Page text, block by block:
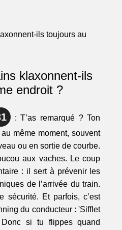
klaxonnent-ils
endroit ?
: T’as remarqué ? Ton
même moment, souvent
ou en sortie de courbe.
aux vaches. Le coup
: il sert à prévenir les
de l’arrivée du train.
sécurité. Et parfois, c’est
du conducteur : 'Sifflet
si tu flippes quand